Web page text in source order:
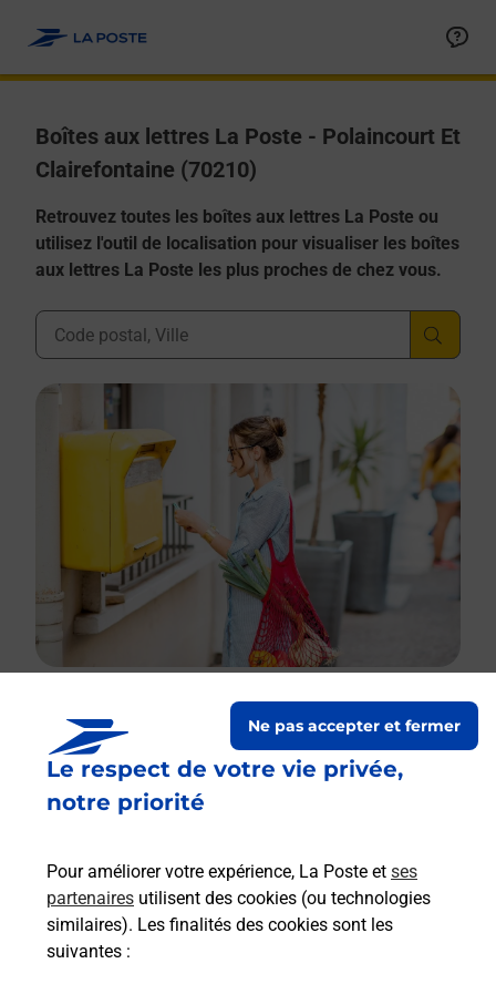
Le respect de votre vie privée,
notre priorité
Pour améliorer votre expérience, La Poste et ses
partenaires utilisent des cookies (ou technologies
similaires). Les finalités des cookies sont les
suivantes :
Ne pas accepter et fermer
Boîtes aux lettres La Poste - Polaincourt Et
Clairefontaine (70210)
Retrouvez toutes les boîtes aux lettres La Poste ou
utilisez l'outil de localisation pour visualiser les boîtes
aux lettres La Poste les plus proches de chez vous.
Ville, Département, Code Postal
Boîte aux lettres La Poste
Prochaine collecte du courrier
5 Rue De La Poste
Polaincourt Et Clairefontaine
Itinéraire
Le lien s'ouvre dans un nouvel onglet